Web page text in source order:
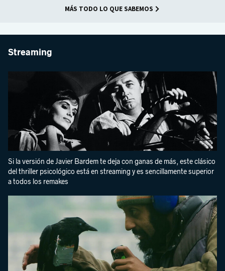
MÁS TODO LO QUE SABEMOS
Streaming
Si la versión de Javier Bardem te deja con ganas de más, este clásico
del thriller psicológico está en streaming y es sencillamente superior
a todos los remakes